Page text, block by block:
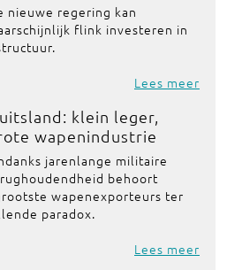
nieuwe regering kan
flink investeren in
Lees meer
klein leger,
wapenindustrie
jarenlange militaire
behoort
wapenexporteurs ter
paradox.
Lees meer